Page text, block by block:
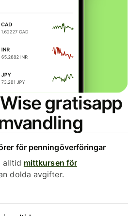
gratisapp
för penningöverföringar
alltid mittkursen för
dolda avgifter.